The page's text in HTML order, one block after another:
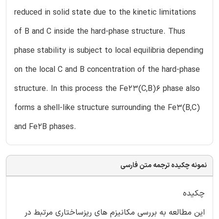
reduced in solid state due to the kinetic limitations
of B and C inside the hard-phase structure. Thus
phase stability is subject to local equilibria depending
on the local C and B concentration of the hard-phase
structure. In this process the Fe23(C,B)6 phase also
forms a shell-like structure surrounding the Fe3(B,C)
and Fe2B phases.
نمونه چکیده ترجمه متن فارسی
چکیده
این مطالعه به بررسی مکانیزم های ریزساختاری مرتبط در